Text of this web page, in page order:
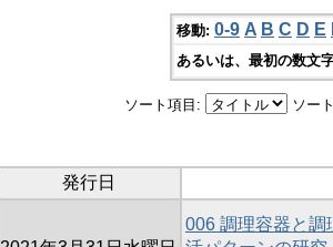
移動: 0-9 A B C D E
あるいは、最初の数文
ソート項目: ソー
発行日
006 調理容器と調